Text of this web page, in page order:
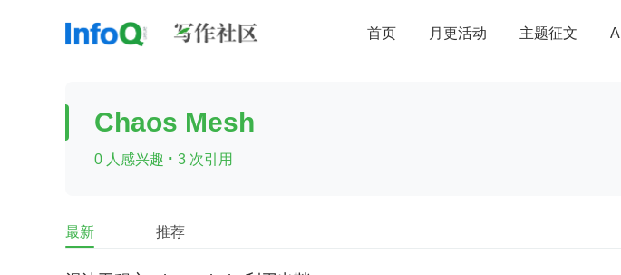
首页 月更活动 主题征文 AI
前端 AI 大数据
查看更多
Chaos Mesh
0 人感兴趣 · 3 次引用
最新 推荐